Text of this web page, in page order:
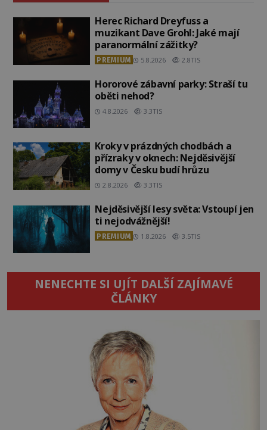
Herec Richard Dreyfuss a
muzikant Dave Grohl: Jaké mají
paranormální zážitky?
PREMIUM 5.8.2026 2.8TIS
Hororové zábavní parky: Straší tu
oběti nehod?
4.8.2026 3.3TIS
Kroky v prázdných chodbách a
přízraky v oknech: Nejděsivější
domy v Česku budí hrůzu
2.8.2026 3.3TIS
Nejděsivější lesy světa: Vstoupí jen
ti nejodvážnější!
PREMIUM 1.8.2026 3.5TIS
NENECHTE SI UJÍT DALŠÍ ZAJÍMAVÉ
ČLÁNKY